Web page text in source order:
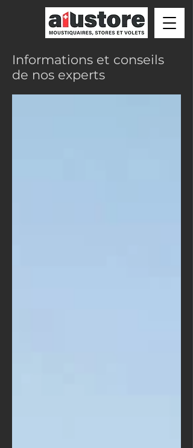
Informations et conseils
de nos experts